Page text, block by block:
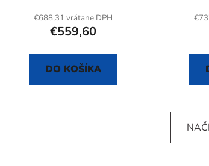
€688,31 vrátane DPH
€559,60
DO KOŠÍKA